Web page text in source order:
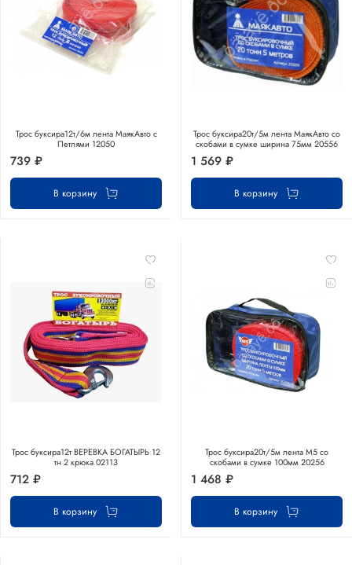
Трос буксира12т/6м лента МаякАвто с
Петлями 12050
739 ₽
В корзину
Трос буксира20т/5м лента МаякАвто со
скобами в сумке ширина 75мм 20556
1 569 ₽
В корзину
Трос буксира12т ВЕРЕВКА БОГАТЫРЬ 12
тн 2 крюка 02113
712 ₽
В корзину
Трос буксира20т/5м лента М5 со
скобами в сумке 100мм 20256
1 468 ₽
В корзину